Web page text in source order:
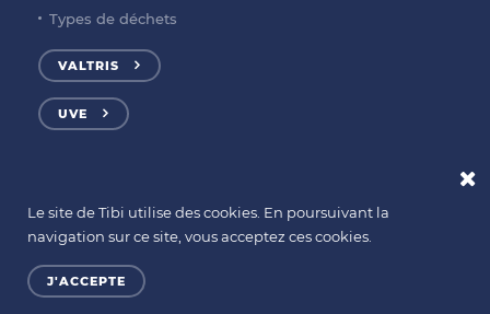
Types de déchets
VALTRIS
UVE
© Copyright TIBI Mentions légales
Tibi,Rue du Déversoir, 1
Le site de Tibi utilise des cookies. En poursuivant la
navigation sur ce site, vous acceptez ces cookies.
J'ACCEPTE